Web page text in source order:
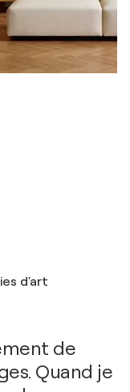
d'art
de
Quand je